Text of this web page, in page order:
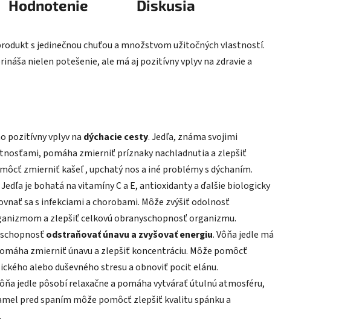
Hodnotenie Diskusia
s jedinečnou chuťou a množstvom užitočných vlastností.
nielen potešenie, ale má aj pozitívny vplyv na zdravie a
pozitívny vplyv na dýchacie cesty. Jedľa, známa svojimi
pomáha zmierniť príznaky nachladnutia a zlepšiť
zmierniť kašeľ , upchatý nos a iné problémy s dýchaním.
Jedľa je bohatá na vitamíny C a E, antioxidanty a ďalšie biologicky
sa s infekciami a chorobami. Môže zvýšiť odolnosť
a zlepšiť celkovú obranyschopnosť organizmu.
odstraňovať únavu a zvyšovať energiu. Vôňa jedle má
zmierniť únavu a zlepšiť koncentráciu. Môže pomôcť
alebo duševného stresu a obnoviť pocit elánu.
jedle pôsobí relaxačne a pomáha vytvárať útulnú atmosféru,
pred spaním môže pomôcť zlepšiť kvalitu spánku a